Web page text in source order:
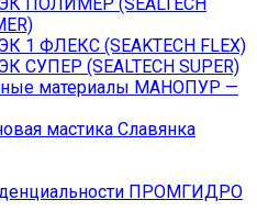
1 ФЛЕКС (SEAKTECH FLEX)
СУПЕР (SEALTECH SUPER)
материалы МАНОПУР —
мастика Славянка
ПРОМГИДРО